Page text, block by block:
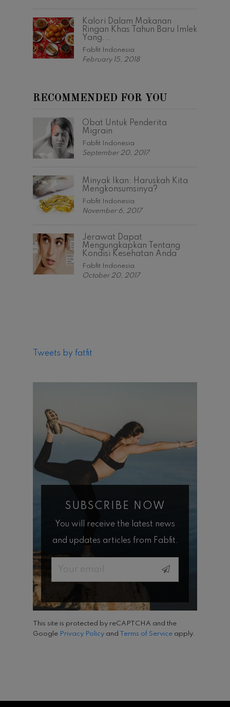
Kalori Dalam Makanan
Ringan Khas Tahun Baru Imlek
Yang...
Fabfit Indonesia
February 15, 2018
RECOMMENDED FOR YOU
Obat Untuk Penderita
Migrain
Fabfit Indonesia
September 20, 2017
Minyak Ikan: Haruskah Kita
Mengkonsumsinya?
Fabfit Indonesia
November 6, 2017
Jerawat Dapat
Mengungkapkan Tentang
Kondisi Kesehatan Anda
Fabfit Indonesia
October 20, 2017
Tweets by fatfit
SUBSCRIBE NOW
You will receive the latest news
and updates articles from Fabfit.
Email
This site is protected by reCAPTCHA and the
Google Privacy Policy and Terms of Service apply.